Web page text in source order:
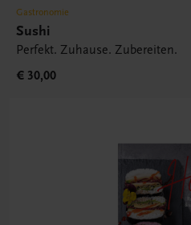
Gastronomie
Sushi
Perfekt. Zuhause. Zubereiten.
€ 30,00